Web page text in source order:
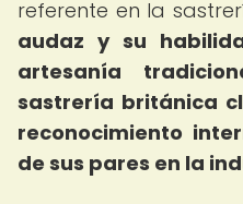
referente en la
audaz y su
artesanía
sastrería británica
reconocimiento
de sus pares en la